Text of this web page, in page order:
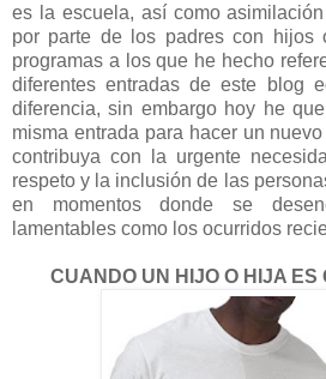
es la escuela, así como
por parte de los padres con hijos
programas a los que he hecho
diferentes entradas de este blog
diferencia, sin embargo hoy he
misma entrada para hacer un
contribuya con la urgente
respeto y la inclusión de las
en momentos donde se
lamentables como los ocurridos
CUANDO UN HIJO O HIJA ES